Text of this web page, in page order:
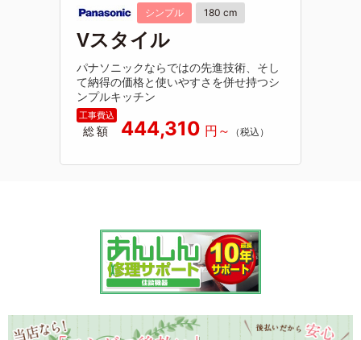
シンプル 180 cm
Vスタイル
パナソニックならではの先進技術、そし
て納得の価格と使いやすさを併せ持つシ
ンプルキッチン
総額 444,310